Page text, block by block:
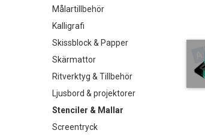
Målartillbehör
Kalligrafi
Skissblock & Papper
Skärmattor
Ritverktyg & Tillbehör
Ljusbord & projektorer
Stenciler & Mallar
Screentryck